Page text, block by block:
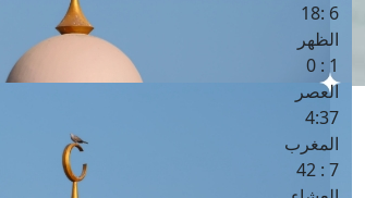
6 :18
الظهر
1 : 0
العصر
4:37
المغرب
7 : 42